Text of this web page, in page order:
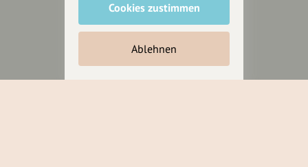
Unterstütze
unsere Plattform
Cookies zustimmen
Ablehnen